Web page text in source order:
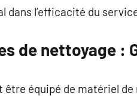
dans l’efficacité du
de nettoyage :
être équipé de matériel